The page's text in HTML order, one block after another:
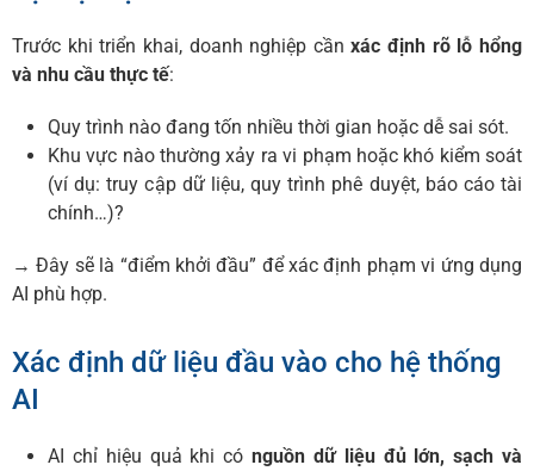
Trước khi triển khai, doanh nghiệp cầnxác định rõ lỗ hổng
và nhu cầu thực tế:
Quy trình nào đang tốn nhiều thời gian hoặc dễ sai sót.
Khu vực nào thường xảy ra vi phạm hoặc khó kiểm soát
(ví dụ: truy cập dữ liệu, quy trình phê duyệt, báo cáo tài
chính…)?
→ Đây sẽ là “điểm khởi đầu” để xác định phạm vi ứng dụng
AI phù hợp.
Xác định dữ liệu đầu vào cho hệ thống
AI
AI chỉ hiệu quả khi có nguồn dữ liệu đủ lớn, sạch và